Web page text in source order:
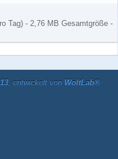
Tag) - 2,76 MB Gesamtgröße -
, entwickelt von WoltLab®